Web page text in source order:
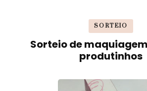
SORTEIO
Sorteio de
produtinhos